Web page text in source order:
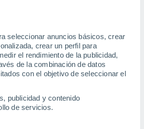
seleccionar anuncios básicos, crear
crear un perfil para
el rendimiento de la publicidad,
de la combinación de datos
con el objetivo de seleccionar el
publicidad y contenido
de servicios.